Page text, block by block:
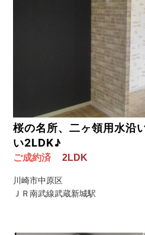
桜の名所、二ヶ領用水沿
い2LDK♪
ご成約済 2LDK
川崎市中原区
ＪＲ南武線武蔵新城駅